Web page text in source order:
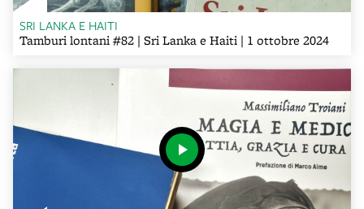
SRI LANKA E HAITI
Tamburi lontani #82 | Sri Lanka e Haiti | 1 ottobre 2024